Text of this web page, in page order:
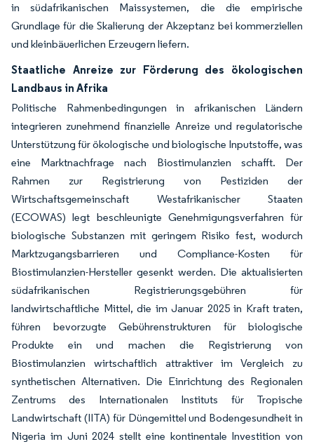
in südafrikanischen Maissystemen, die die empirische
Grundlage für die Skalierung der Akzeptanz bei kommerziellen
und kleinbäuerlichen Erzeugern liefern.
Staatliche Anreize zur Förderung des ökologischen
Landbaus in Afrika
Politische Rahmenbedingungen in afrikanischen Ländern
integrieren zunehmend finanzielle Anreize und regulatorische
Unterstützung für ökologische und biologische Inputstoffe, was
eine Marktnachfrage nach Biostimulanzien schafft. Der
Rahmen zur Registrierung von Pestiziden der
Wirtschaftsgemeinschaft Westafrikanischer Staaten
(ECOWAS) legt beschleunigte Genehmigungsverfahren für
biologische Substanzen mit geringem Risiko fest, wodurch
Marktzugangsbarrieren und Compliance-Kosten für
Biostimulanzien-Hersteller gesenkt werden. Die aktualisierten
südafrikanischen Registrierungsgebühren für
landwirtschaftliche Mittel, die im Januar 2025 in Kraft traten,
führen bevorzugte Gebührenstrukturen für biologische
Produkte ein und machen die Registrierung von
Biostimulanzien wirtschaftlich attraktiver im Vergleich zu
synthetischen Alternativen. Die Einrichtung des Regionalen
Zentrums des Internationalen Instituts für Tropische
Landwirtschaft (IITA) für Düngemittel und Bodengesundheit in
Nigeria im Juni 2024 stellt eine kontinentale Investition von